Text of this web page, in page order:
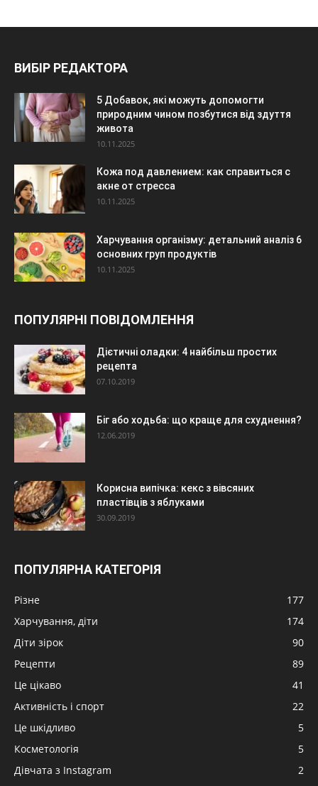
ВИБІР РЕДАКТОРА
5 Добавок, які можуть допомогти
природним чином позбутися від здуття
живота
10.11.2025
Кожа под давлением: как справиться с
акне от стресса
10.11.2025
Харчування організму: детальний аналіз 6
основних груп продуктів
10.11.2025
ПОПУЛЯРНІ ПОВІДОМЛЕННЯ
Дієтичні оладки: 4 найбільш простих
рецепта
07.10.2019
Біг або ходьба: що краще для схуднення?
12.06.2019
Корисна випічка: кекс з вівсяних
пластівців з яблуками
30.09.2019
ПОПУЛЯРНА КАТЕГОРІЯ
Різне
177
Харчування, діти
174
Діти зірок
90
Рецепти
89
Це цікаво
41
Активність і спорт
22
Це шкідливо
5
Косметологія
5
Дівчата з Instagram
2